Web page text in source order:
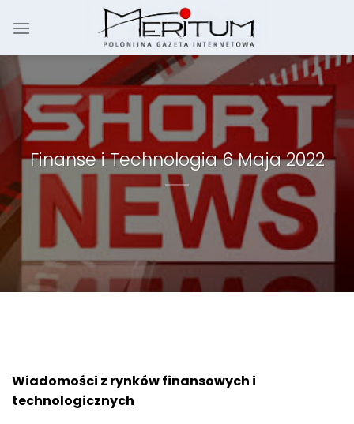
Finanse i Technologia 6 Maja 2022
Wiadomości z rynków finansowych i
technologicznych